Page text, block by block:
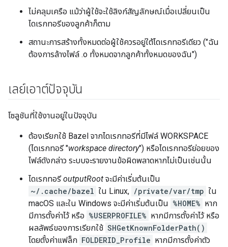
ไม่คลุมเครือ แม้ว่าผู้ใช้จะใช้ลิงก์สัญลักษณ์เมื่อเปลี่ยนเป็น
ไดเรกทอรีของลูกค้าก็ตาม
สถานะการสร้างทั้งหมดต่อผู้ใช้ควรอยู่ใต้ไดเรกทอรีเดียว ("ฉัน
ต้องการล้างไฟล์ .o ทั้งหมดจากลูกค้าทั้งหมดของฉัน")
เลย์เอาต์ปัจจุบัน
โซลูชันที่ใช้งานอยู่ในปัจจุบัน
ต้องเรียกใช้ Bazel จากไดเรกทอรีที่มีไฟล์ WORKSPACE
(ไดเรกทอรี "workspace directory") หรือไดเรกทอรีย่อยของ
ไฟล์ดังกล่าว ระบบจะรายงานข้อผิดพลาดหากไม่เป็นเช่นนั้น
ไดเรกทอรีoutputRoot จะมีค่าเริ่มต้นเป็น
~/.cache/bazel ใน Linux, /private/var/tmp ใน
macOS และใน Windows จะมีค่าเริ่มต้นเป็น %HOME% หาก
มีการตั้งค่าไว้ หรือ %USERPROFILE% หากมีการตั้งค่าไว้ หรือ
ผลลัพธ์ของการเรียกใช้ SHGetKnownFolderPath()
โดยตั้งค่าแฟล็ก FOLDERID_Profile หากมีการตั้งค่าตัว